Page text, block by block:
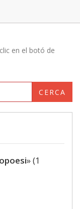
en el botó de
CERCA
» (1